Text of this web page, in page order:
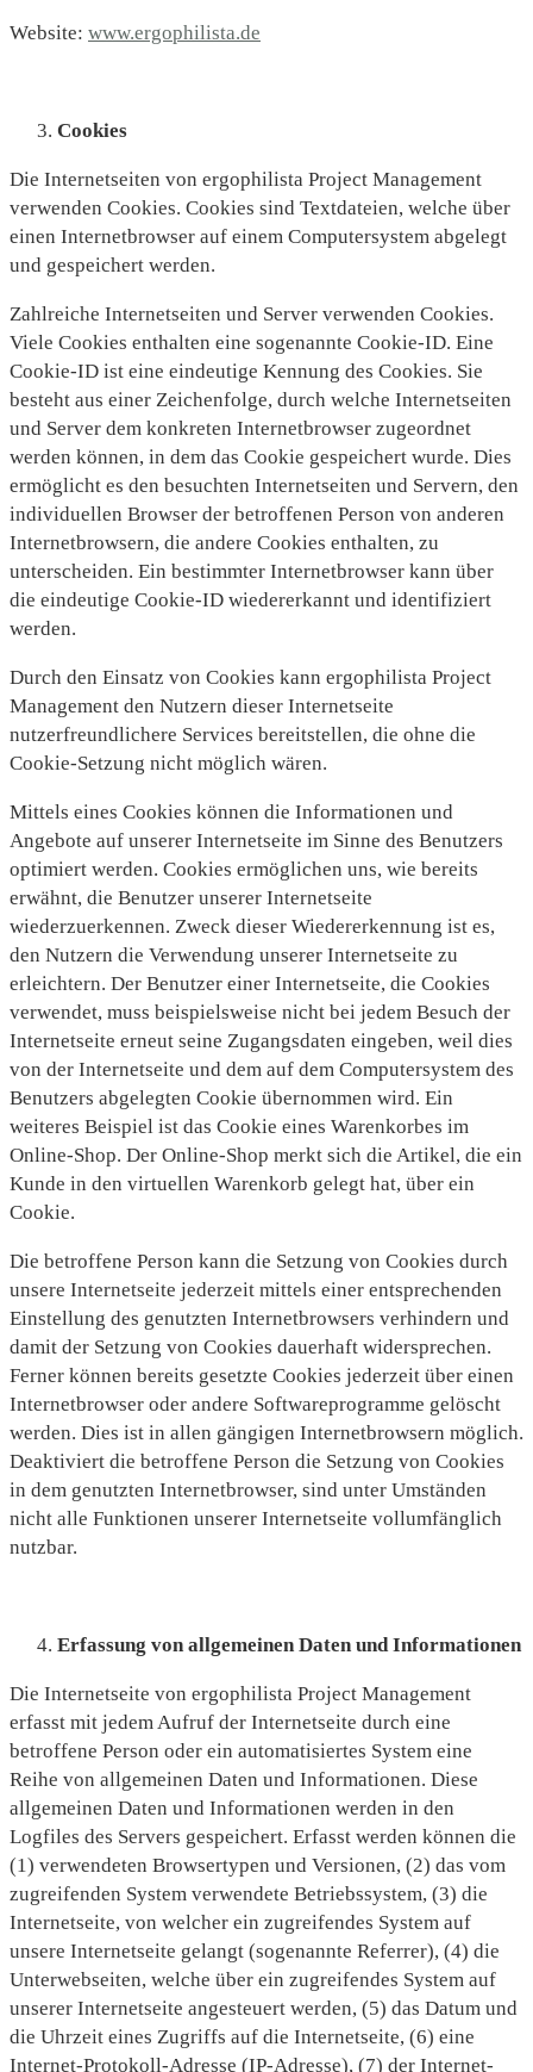
Website: www.ergophilista.de
Cookies
Die Internetseiten von ergophilista Project Management
verwenden Cookies. Cookies sind Textdateien, welche über
einen Internetbrowser auf einem Computersystem abgelegt
und gespeichert werden.
Zahlreiche Internetseiten und Server verwenden Cookies.
Viele Cookies enthalten eine sogenannte Cookie-ID. Eine
Cookie-ID ist eine eindeutige Kennung des Cookies. Sie
besteht aus einer Zeichenfolge, durch welche Internetseiten
und Server dem konkreten Internetbrowser zugeordnet
werden können, in dem das Cookie gespeichert wurde. Dies
ermöglicht es den besuchten Internetseiten und Servern, den
individuellen Browser der betroffenen Person von anderen
Internetbrowsern, die andere Cookies enthalten, zu
unterscheiden. Ein bestimmter Internetbrowser kann über
die eindeutige Cookie-ID wiedererkannt und identifiziert
werden.
Durch den Einsatz von Cookies kann ergophilista Project
Management den Nutzern dieser Internetseite
nutzerfreundlichere Services bereitstellen, die ohne die
Cookie-Setzung nicht möglich wären.
Mittels eines Cookies können die Informationen und
Angebote auf unserer Internetseite im Sinne des Benutzers
optimiert werden. Cookies ermöglichen uns, wie bereits
erwähnt, die Benutzer unserer Internetseite
wiederzuerkennen. Zweck dieser Wiedererkennung ist es,
den Nutzern die Verwendung unserer Internetseite zu
erleichtern. Der Benutzer einer Internetseite, die Cookies
verwendet, muss beispielsweise nicht bei jedem Besuch der
Internetseite erneut seine Zugangsdaten eingeben, weil dies
von der Internetseite und dem auf dem Computersystem des
Benutzers abgelegten Cookie übernommen wird. Ein
weiteres Beispiel ist das Cookie eines Warenkorbes im
Online-Shop. Der Online-Shop merkt sich die Artikel, die ein
Kunde in den virtuellen Warenkorb gelegt hat, über ein
Cookie.
Die betroffene Person kann die Setzung von Cookies durch
unsere Internetseite jederzeit mittels einer entsprechenden
Einstellung des genutzten Internetbrowsers verhindern und
damit der Setzung von Cookies dauerhaft widersprechen.
Ferner können bereits gesetzte Cookies jederzeit über einen
Internetbrowser oder andere Softwareprogramme gelöscht
werden. Dies ist in allen gängigen Internetbrowsern möglich.
Deaktiviert die betroffene Person die Setzung von Cookies
in dem genutzten Internetbrowser, sind unter Umständen
nicht alle Funktionen unserer Internetseite vollumfänglich
nutzbar.
Erfassung von allgemeinen Daten und Informationen
Die Internetseite von ergophilista Project Management
erfasst mit jedem Aufruf der Internetseite durch eine
betroffene Person oder ein automatisiertes System eine
Reihe von allgemeinen Daten und Informationen. Diese
allgemeinen Daten und Informationen werden in den
Logfiles des Servers gespeichert. Erfasst werden können die
(1) verwendeten Browsertypen und Versionen, (2) das vom
zugreifenden System verwendete Betriebssystem, (3) die
Internetseite, von welcher ein zugreifendes System auf
unsere Internetseite gelangt (sogenannte Referrer), (4) die
Unterwebseiten, welche über ein zugreifendes System auf
unserer Internetseite angesteuert werden, (5) das Datum und
die Uhrzeit eines Zugriffs auf die Internetseite, (6) eine
Internet-Protokoll-Adresse (IP-Adresse), (7) der Internet-